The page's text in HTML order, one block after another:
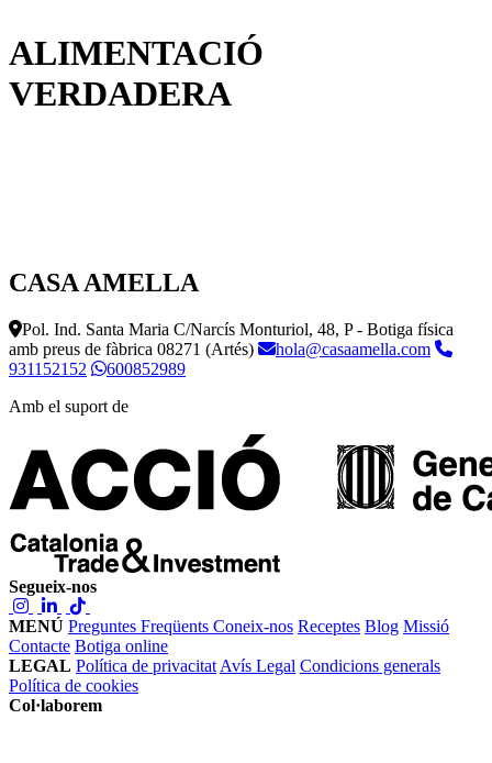
ALIMENTACIÓ
VERDADERA
CASA AMELLA
Pol. Ind. Santa Maria C/Narcís Monturiol, 48, P - Botiga física
amb preus de fàbrica 08271 (Artés)
hola@casaamella.com
931152152
600852989
Amb el suport de
Segueix-nos
MENÚ Preguntes Freqüents Coneix-nos Receptes Blog Missió
Contacte Botiga online
LEGAL Política de privacitat Avís Legal Condicions generals
Política de cookies
Col·laborem